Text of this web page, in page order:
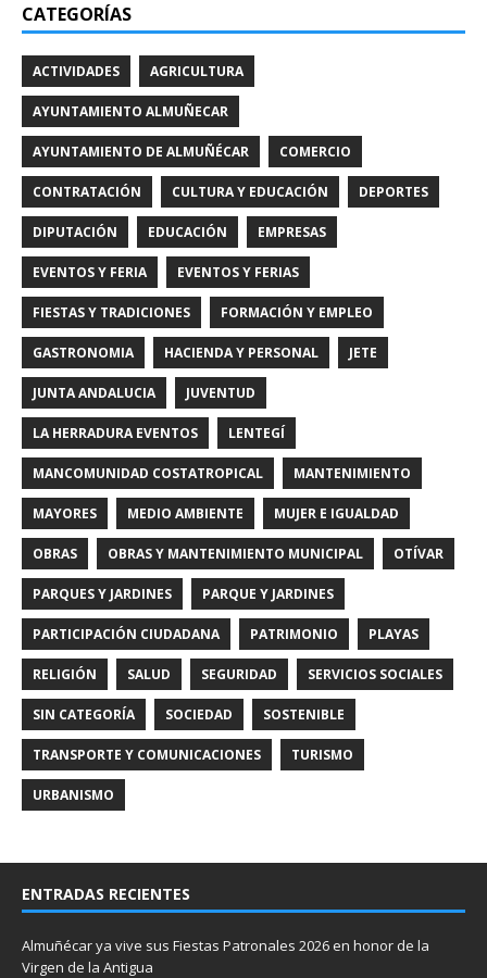
CATEGORÍAS
ACTIVIDADES AGRICULTURA
AYUNTAMIENTO ALMUÑECAR
AYUNTAMIENTO DE ALMUÑÉCAR COMERCIO
CONTRATACIÓN CULTURA Y EDUCACIÓN DEPORTES
DIPUTACIÓN EDUCACIÓN EMPRESAS
EVENTOS Y FERIA EVENTOS Y FERIAS
FIESTAS Y TRADICIONES FORMACIÓN Y EMPLEO
GASTRONOMIA HACIENDA Y PERSONAL JETE
JUNTA ANDALUCIA JUVENTUD
LA HERRADURA EVENTOS LENTEGÍ
MANCOMUNIDAD COSTATROPICAL MANTENIMIENTO
MAYORES MEDIO AMBIENTE MUJER E IGUALDAD
OBRAS OBRAS Y MANTENIMIENTO MUNICIPAL OTÍVAR
PARQUES Y JARDINES PARQUE Y JARDINES
PARTICIPACIÓN CIUDADANA PATRIMONIO PLAYAS
RELIGIÓN SALUD SEGURIDAD SERVICIOS SOCIALES
SIN CATEGORÍA SOCIEDAD SOSTENIBLE
TRANSPORTE Y COMUNICACIONES TURISMO
URBANISMO
ENTRADAS RECIENTES
Almuñécar ya vive sus Fiestas Patronales 2026 en honor de la
Virgen de la Antigua